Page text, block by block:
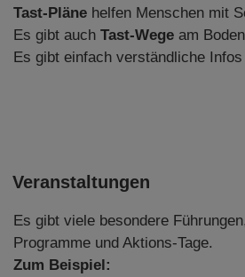
Tast-Pläne helfen Menschen mit
Es gibt auch Tast-Wege am
Es gibt einfach verständliche
Veranstaltungen
Es gibt viele besondere
Programme und Aktions-Tage.
Zum Beispiel: